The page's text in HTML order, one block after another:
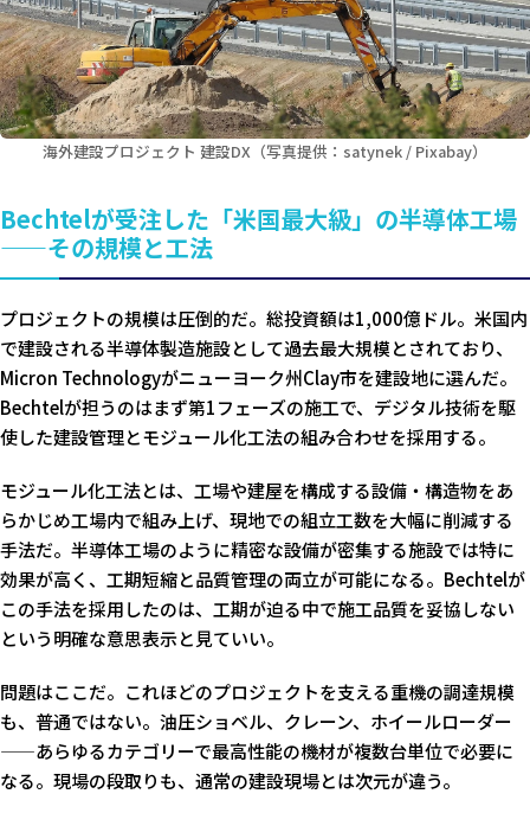
海外建設プロジェクト 建設DX（写真提供：satynek / Pixabay）
Bechtelが受注した「米国最大級」の半導体工場
——その規模と工法
プロジェクトの規模は圧倒的だ。総投資額は1,000億ドル。米国内
で建設される半導体製造施設として過去最大規模とされており、
Micron Technologyがニューヨーク州Clay市を建設地に選んだ。
Bechtelが担うのはまず第1フェーズの施工で、デジタル技術を駆
使した建設管理とモジュール化工法の組み合わせを採用する。
モジュール化工法とは、工場や建屋を構成する設備・構造物をあ
らかじめ工場内で組み上げ、現地での組立工数を大幅に削減する
手法だ。半導体工場のように精密な設備が密集する施設では特に
効果が高く、工期短縮と品質管理の両立が可能になる。Bechtelが
この手法を採用したのは、工期が迫る中で施工品質を妥協しない
という明確な意思表示と見ていい。
問題はここだ。これほどのプロジェクトを支える重機の調達規模
も、普通ではない。油圧ショベル、クレーン、ホイールローダー
——あらゆるカテゴリーで最高性能の機材が複数台単位で必要に
なる。現場の段取りも、通常の建設現場とは次元が違う。